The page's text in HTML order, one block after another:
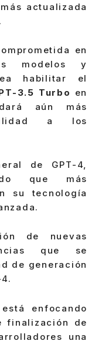
actualizada
en
modelos y
habilitar el
3.5 Turbo en
aún más
a los
de GPT-4,
que más
su tecnología
de nuevas
que se
de generación
enfocando
finalización de
una